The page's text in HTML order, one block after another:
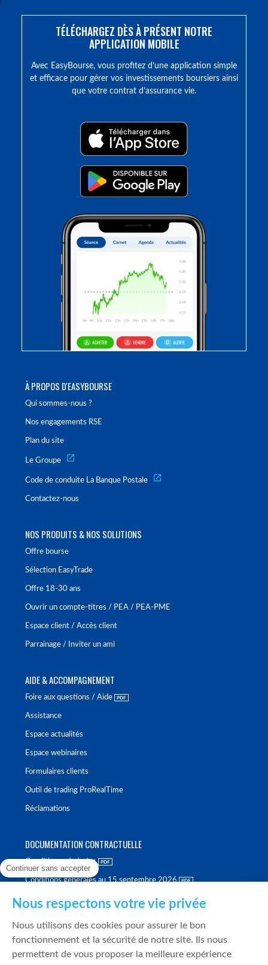
À PROPOS D'EASYBOURSE
Qui sommes-nous ?
Nos engagements RSE
Plan du site
Le Groupe
Code de conduite La Banque Postale
Contactez-nous
NOS PRODUITS & NOS SOLUTIONS
Offre bourse
Sélection EasyTrade
Offre 18-30 ans
Ouvrir un compte-titres / PEA / PEA-PME
Espace client / Accès client
Parrainage / Inviter un ami
AIDE & ACCOMPAGNEMENT
Foire aux questions / Aide
Assistance
Espace actualités
Espace webinaires
Formulaires clients
Outil de trading ProRealTime
Réclamations
DOCUMENTATION CONTRACTUELLE
Conditions générales
Conditions générales au 15 septembre 2026
Politique de meilleure sélection
Politique de durabilité
TÉLÉCHARGEZ DÈS À PRÉSENT NOTRE
APPLICATION MOBILE
Avec EasyBourse, vous profitez d’une application simple
et efficace pour gérer vos investissements boursiers ainsi
que votre contrat d’assurance vie.
Continuer sans accepter
Nous respectons votre vie privée
Nous utilisons des cookies pour assurer le bon
fonctionnement et la sécurité de notre site. Ils nous
permettent de vous proposer la meilleure expérience